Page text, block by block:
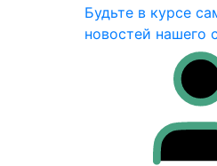
Будьте в курсе
новостей нашего